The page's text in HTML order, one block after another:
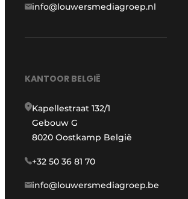
info@louwersmediagroep.nl
KANTOOR BELGIË
Kapellestraat 132/1
Gebouw G
8020 Oostkamp België
+32 50 36 81 70
info@louwersmediagroep.be